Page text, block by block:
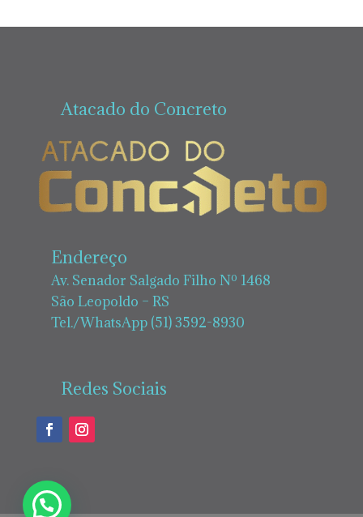
Atacado do Concreto
Endereço
Av. Senador Salgado Filho Nº 1468
São Leopoldo – RS
Tel./WhatsApp (51) 3592-8930
Redes Sociais